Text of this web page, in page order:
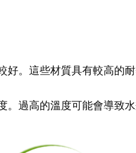
。這些材質具有較高的
過高的溫度可能會導致